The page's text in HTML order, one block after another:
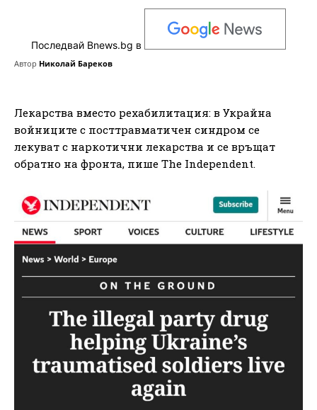
Последвай Bnews.bg в
Автор Николай Бареков
Лекарства вместо рехабилитация: в Украйна
войниците с посттравматичен синдром се
лекуват с наркотични лекарства и се връщат
обратно на фронта, пише The Independent.